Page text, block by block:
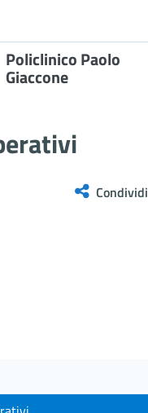
Policlinico Paolo
Giaccone
Condividi